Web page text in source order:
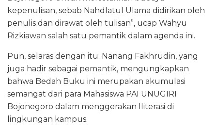
kepenulisan, sebab Nahdlatul Ulama didirikan oleh
penulis dan dirawat oleh tulisan”, ucap Wahyu
Rizkiawan salah satu pemantik dalam agenda ini.
Pun, selaras dengan itu. Nanang Fakhrudin, yang
juga hadir sebagai pemantik, mengungkapkan
bahwa Bedah Buku ini merupakan akumulasi
semangat dari para Mahasiswa PAI UNUGIRI
Bojonegoro dalam menggerakan lliterasi di
lingkungan kampus.